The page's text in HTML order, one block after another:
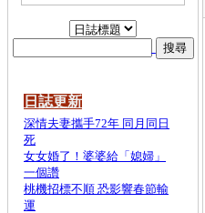
日誌更新
深情夫妻攜手72年 同月同日
死
女女婚了！婆婆給「媳婦」
一個讚
桃機招標不順 恐影響春節輸
運